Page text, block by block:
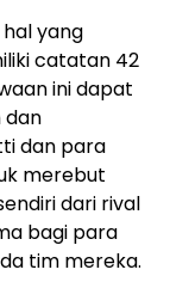
hal yang
catatan 42
ini dapat
dan
dan para
merebut
dari rival
bagi para
tim mereka.